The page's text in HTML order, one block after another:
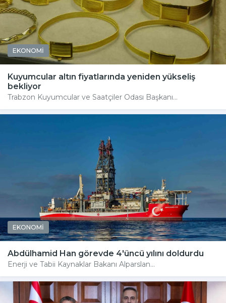
EKONOMİ
Kuyumcular altın fiyatlarında yeniden yükseliş
bekliyor
Trabzon Kuyumcular ve Saatçiler Odası Başkanı...
EKONOMİ
Abdülhamid Han görevde 4'üncü yılını doldurdu
Enerji ve Tabii Kaynaklar Bakanı Alparslan...